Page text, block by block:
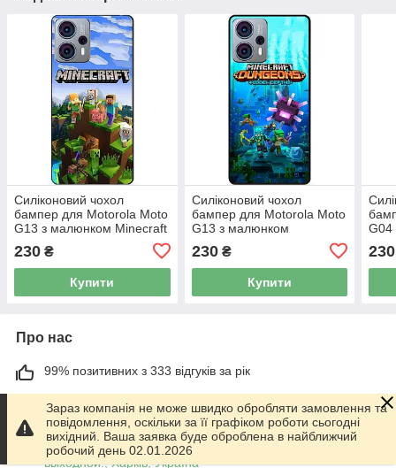
Силіконовий чохол
бампер для Motorola Moto
G13 з малюнком Minecraft
230 ₴
Купити
Силіконовий чохол
бампер для Motorola Moto
G13 з малюнком
230₴
Купити
G04
230
Про нас
99% позитивних з 333 відгуків за рік
Працює з 01.06.2014
м. Харків
График работы 10.00-17.00. Суббота - Воскресенье
выходной!, Харків, Україна
Зараз компанія не може швидко обробляти замовлення та
повідомлення, оскільки за її графіком роботи сьогодні
вихідний. Ваша заявка буде оброблена в найближчий
робочий день 02.01.2026